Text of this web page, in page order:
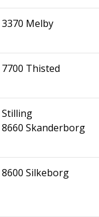
3370 Mel­by
7700 Thi­sted
Stil­ling
8660 Skan­der­borg
8600 Sil­ke­borg